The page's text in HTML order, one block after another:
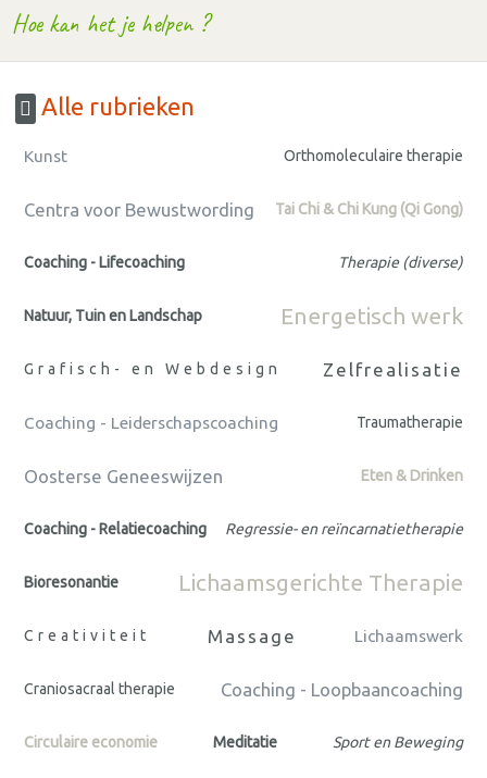
Hoe kan het je helpen ?
Alle rubrieken
Kunst Orthomoleculaire therapie
Centra voor Bewustwording Tai Chi & Chi Kung (Qi Gong)
Coaching - Lifecoaching Therapie (diverse)
Natuur, Tuin en Landschap Energetisch werk
Grafisch- en Webdesign Zelfrealisatie
Coaching - Leiderschapscoaching Traumatherapie
Oosterse Geneeswijzen Eten & Drinken
Coaching - Relatiecoaching Regressie- en reïncarnatietherapie
Bioresonantie Lichaamsgerichte Therapie
Creativiteit Massage Lichaamswerk
Craniosacraal therapie Coaching - Loopbaancoaching
Circulaire economie Meditatie Sport en Beweging